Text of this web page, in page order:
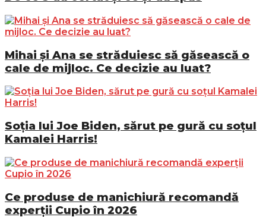
Mihai și Ana se străduiesc să găsească o
cale de mijloc. Ce decizie au luat?
Soția lui Joe Biden, sărut pe gură cu soțul
Kamalei Harris!
Ce produse de manichiură recomandă
experții Cupio în 2026